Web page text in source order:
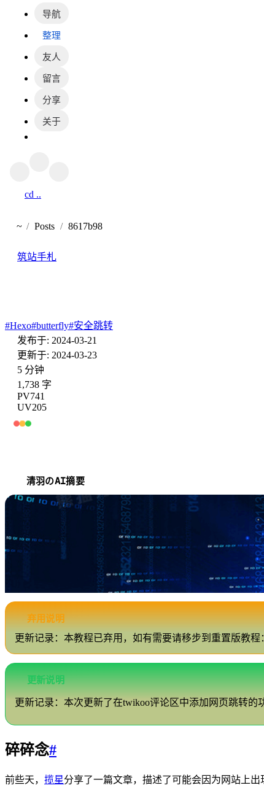
导航
整理
友人
留言
分享
关于
cd ..
返回
~首页Posts 8617b98
筑站手札
#Hexo#butterfly#安全跳转
发布于: 2024-03-21
更新于: 2024-03-23
5 分钟
1,738 字
PV741
UV205
清羽のAI摘要
弃用说明
更新记录：本教程已弃用，如有需要请移步到重置版教程
更新说明
更新记录：本次更新了在twikoo评论区中添加网页跳转的
碎碎念#
前些天， 揽星分享了一篇文章，描述了可能会因为网站上